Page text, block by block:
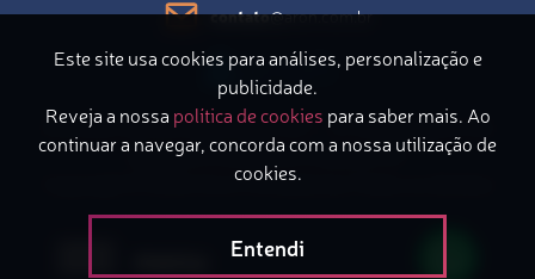
contato@aron.com.br
Avenida Coronel Marcondes, 871 – 2º Andar | Bairro do
Bosque | Presidente Prudente/SP
Copyright © 2026 Aron Consultoria | Todos os direitos
reservados
Este site usa cookies para análises, personalização e
publicidade.
Reveja a nossa política de cookies para saber mais. Ao
continuar a navegar, concorda com a nossa utilização de
cookies.
Entendi